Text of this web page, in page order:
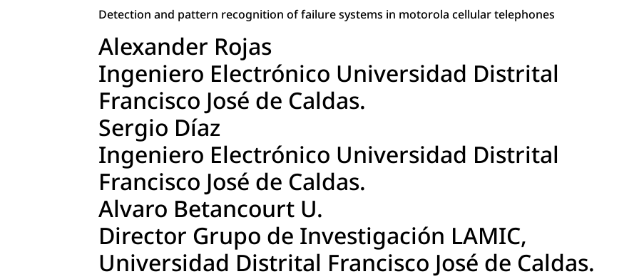
Detection and pattern recognition of failure systems in motorola cellular telephones
Alexander Rojas
Ingeniero Electrónico Universidad Distrital
Francisco José de Caldas.
Sergio Díaz
Ingeniero Electrónico Universidad Distrital
Francisco José de Caldas.
Alvaro Betancourt U.
Director Grupo de Investigación LAMIC,
Universidad Distrital Francisco José de Caldas.